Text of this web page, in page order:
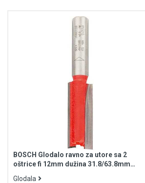
BOSCH Glodalo ravno za utore sa 2
oštrice fi 12mm dužina 31.8/63.8mm
Glodala